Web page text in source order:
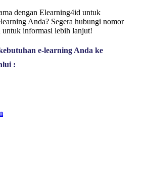
dengan Elearning4id untuk
Anda? Segera hubungi nomor
informasi lebih lanjut!
e-learning Anda ke
: